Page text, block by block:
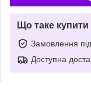
Що таке
Замовлення
Доступна